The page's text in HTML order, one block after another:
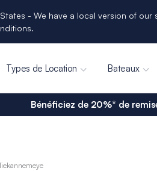
- We have a local version of
Types de Location Bateaux
Bénéficiez de 20%* de